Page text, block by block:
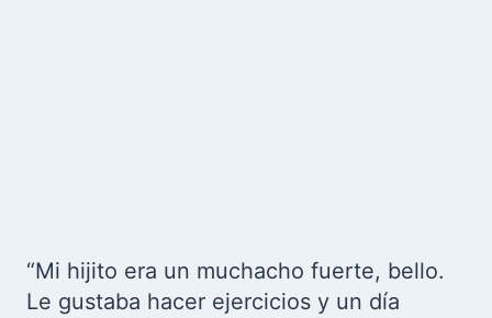
“Mi hijito era un muchacho fuerte, bello.
Le gustaba hacer ejercicios y un día